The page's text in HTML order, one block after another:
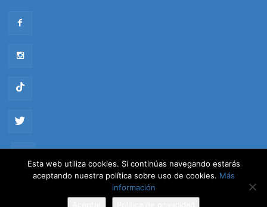
Política de cookies ·Política de privacidad
Esta web utiliza cookies. Si continúas navegando estarás
aceptando nuestra política sobre uso de cookies. Más
información